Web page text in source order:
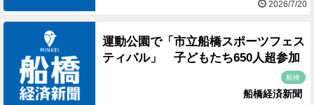
2026/7/20
運動公園で「市立船橋スポーツフェス
ティバル」 子どもたち650人超参加
船橋
船橋経済新聞